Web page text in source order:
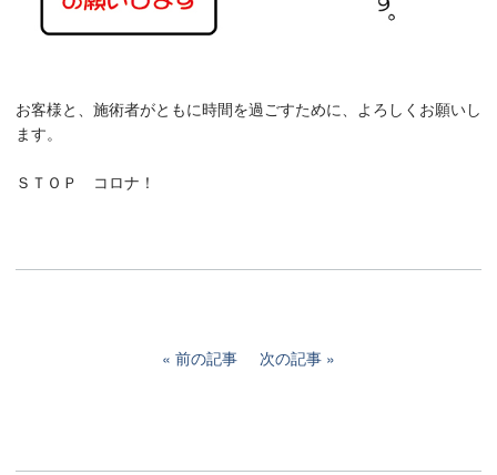
お客様と、施術者がともに時間を過ごすために、よろしくお願いし
ます。
ＳＴＯＰ コロナ！
前の記事 次の記事